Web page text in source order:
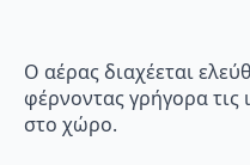
Ο αέρας διαχέεται
φέρνοντας γρήγορα τις
στο χώρο.